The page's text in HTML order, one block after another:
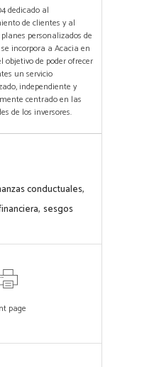
dedicado al
de clientes y al
personalizados de
incorpora a Acacia en
objetivo de poder ofrecer
un servicio
independiente y
centrado en las
de los inversores.
conductuales,
, sesgos
page